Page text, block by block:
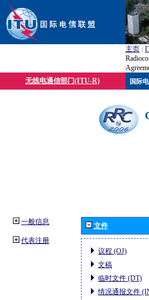
主页 :
无线电通信部门(ITU-R)
一般信息
代表注册
文件
议程 (OJ)
文稿
临时文件 (DT)
情况通报文件
国际